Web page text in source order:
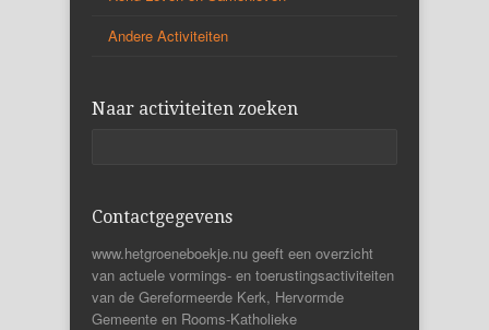
Andere Activiteiten
Naar activiteiten zoeken
Contactgegevens
www.hetgroeneboekje.nu geeft een overzicht
van actuele vormings- en toerustingsactiviteiten
van de Gereformeerde Kerk, Hervormde
Gemeente en Rooms-Katholieke